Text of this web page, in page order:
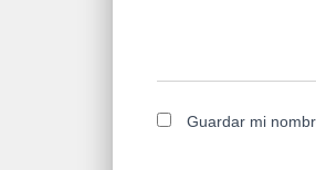
Guardar mi